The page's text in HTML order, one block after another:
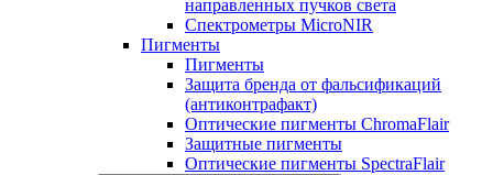
направленных пучков света
Спектрометры MicroNIR
Пигменты
Пигменты
Защита бренда от фальсификаций
(антиконтрафакт)
Оптические пигменты ChromaFlair
Защитные пигменты
Оптические пигменты SpectraFlair